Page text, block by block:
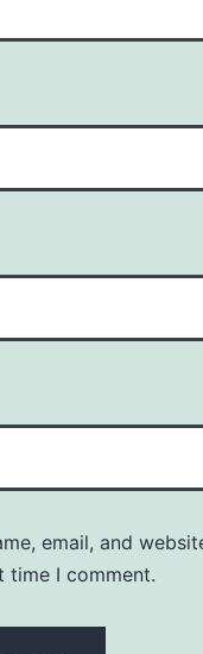
email, and
time I comment.